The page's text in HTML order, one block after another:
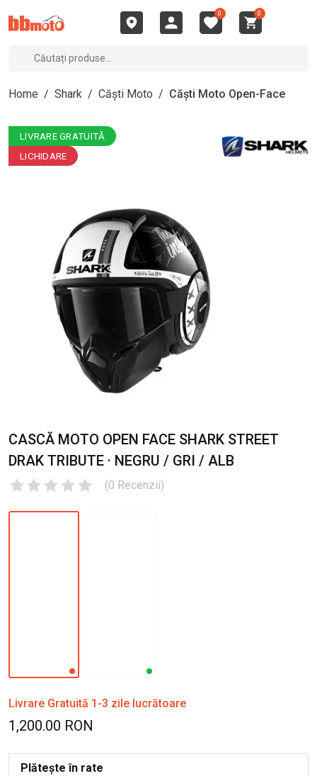
0 0
Home / Shark / Căști Moto / Căști Moto Open-Face
LIVRARE GRATUITĂ
LICHIDARE
CASCĂ MOTO OPEN FACE SHARK STREET
DRAK TRIBUTE · NEGRU / GRI / ALB
(0 Recenzii)
Livrare Gratuită 1-3 zile lucrătoare
1,200.00 RON
Plătește în rate